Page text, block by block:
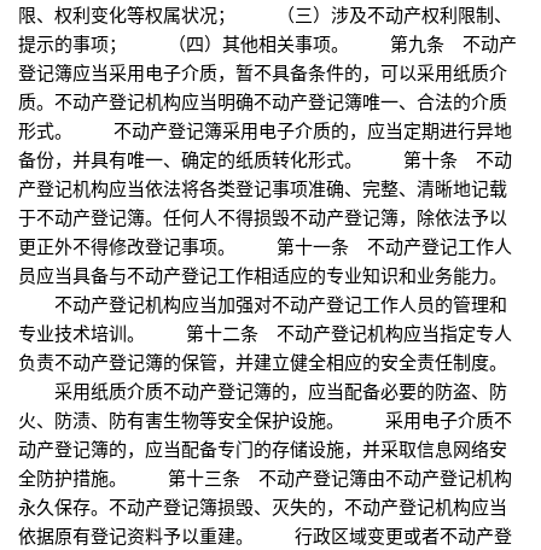
限、权利变化等权属状况； （三）涉及不动产权利限制、
提示的事项； （四）其他相关事项。 第九条 不动产
登记簿应当采用电子介质，暂不具备条件的，可以采用纸质介
质。不动产登记机构应当明确不动产登记簿唯一、合法的介质
形式。 不动产登记簿采用电子介质的，应当定期进行异地
备份，并具有唯一、确定的纸质转化形式。 第十条 不动
产登记机构应当依法将各类登记事项准确、完整、清晰地记载
于不动产登记簿。任何人不得损毁不动产登记簿，除依法予以
更正外不得修改登记事项。 第十一条 不动产登记工作人
员应当具备与不动产登记工作相适应的专业知识和业务能力。
不动产登记机构应当加强对不动产登记工作人员的管理和
专业技术培训。 第十二条 不动产登记机构应当指定专人
负责不动产登记簿的保管，并建立健全相应的安全责任制度。
采用纸质介质不动产登记簿的，应当配备必要的防盗、防
火、防渍、防有害生物等安全保护设施。 采用电子介质不
动产登记簿的，应当配备专门的存储设施，并采取信息网络安
全防护措施。 第十三条 不动产登记簿由不动产登记机构
永久保存。不动产登记簿损毁、灭失的，不动产登记机构应当
依据原有登记资料予以重建。 行政区域变更或者不动产登